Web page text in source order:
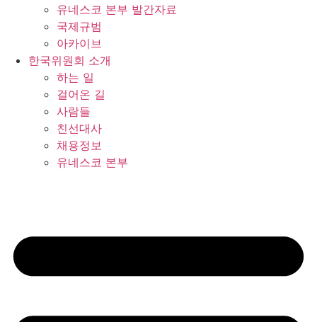
유네스코 본부 발간자료
국제규범
아카이브
한국위원회 소개
하는 일
걸어온 길
사람들
친선대사
채용정보
유네스코 본부